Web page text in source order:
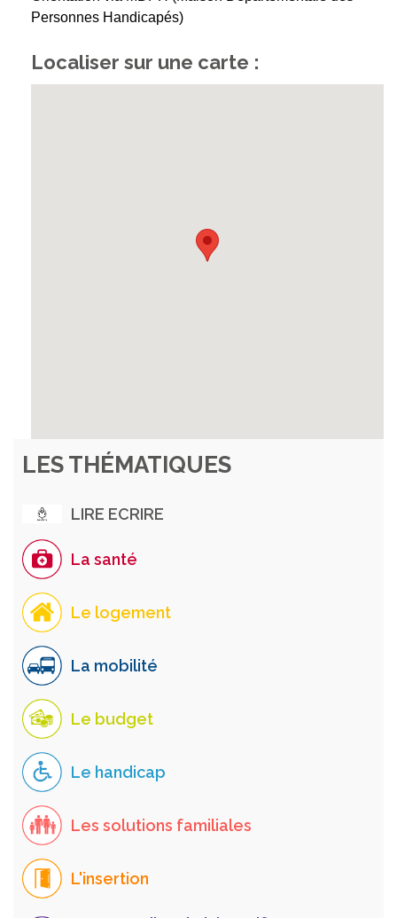
Personnes Handicapés)
Localiser sur une carte :
LES THÉMATIQUES
LIRE ECRIRE
La santé
Le logement
La mobilité
Le budget
Le handicap
Les solutions familiales
L'insertion